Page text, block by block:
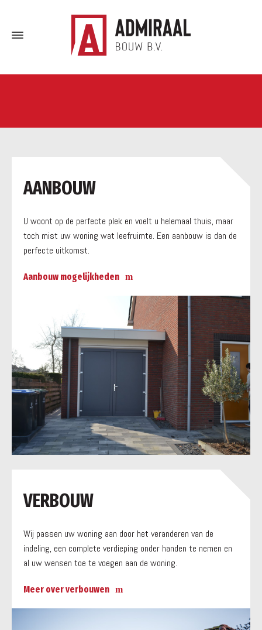
AANBOUW
U woont op de perfecte plek en voelt u helemaal thuis, maar
toch mist uw woning wat leefruimte. Een aanbouw is dan de
perfecte uitkomst.
Aanbouw mogelijkheden
VERBOUW
Wij passen uw woning aan door het veranderen van de
indeling, een complete verdieping onder handen te nemen en
al uw wensen toe te voegen aan de woning.
Meer over verbouwen